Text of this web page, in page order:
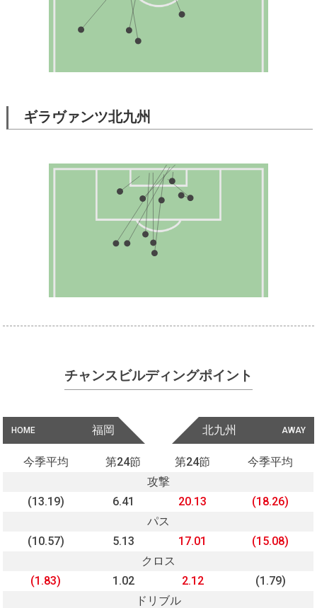
ギラヴァンツ北九州
チャンスビルディングポイント
HOME 福岡 AWAY
北九州
今季平均 第24節 第24節
今季平均
攻撃
(13.19)
6.41 20.13
(18.26)
パス
(10.57)
5.13 17.01
(15.08)
クロス
(1.83)
1.02 2.12
(1.79)
ドリブル